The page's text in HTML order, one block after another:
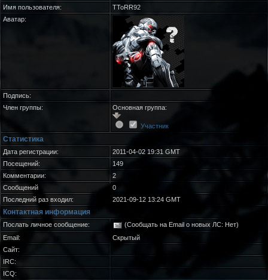
Имя пользователя:
TToRR92
Аватар:
Подпись:
Член группы:
Основная группа:
Участник
Статистика
Дата регистрации:
2011-04-02 19:31 GMT
Посещений:
149
Комментарии:
2
Сообщений
0
Последний раз входил:
2021-09-12 13:24 GMT
Контактная информация
Послать личное сообщение:
(Сообщать на Email о новых ЛС: Нет)
Email:
Скрытый
Сайт:
IRC:
ICQ: